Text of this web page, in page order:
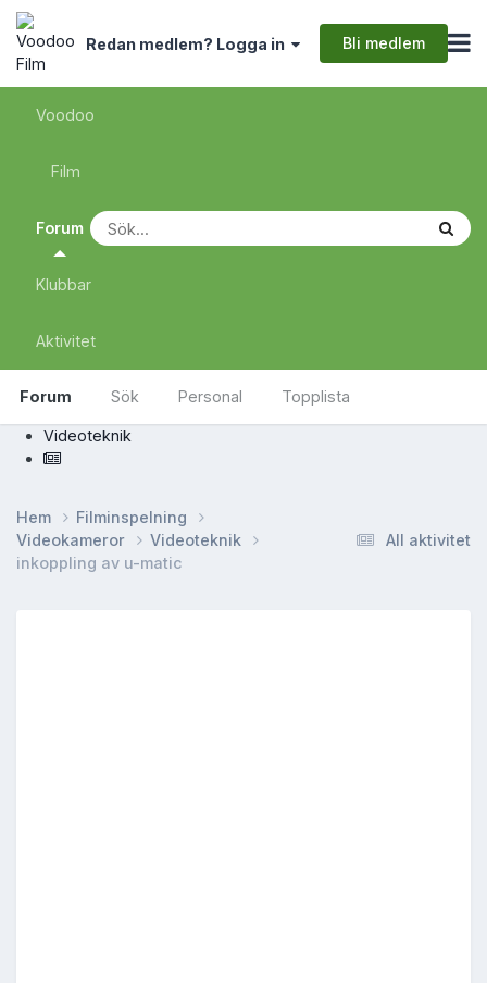
Redan medlem? Logga in Bli medlem
Voodoo
Film
Forum
Forum Sök Personal Topplista
Klubbar
Aktivitet
Videoteknik
All aktivitet
Hem
Filminspelning
Videokameror
Videoteknik
inkoppling av u-matic